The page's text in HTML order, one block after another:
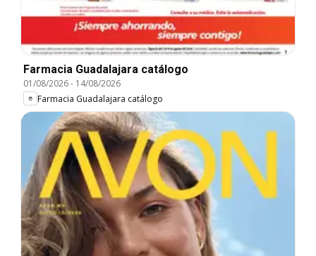
Farmacia Guadalajara catálogo
01/08/2026- 14/08/2026
Farmacia Guadalajara catálogo